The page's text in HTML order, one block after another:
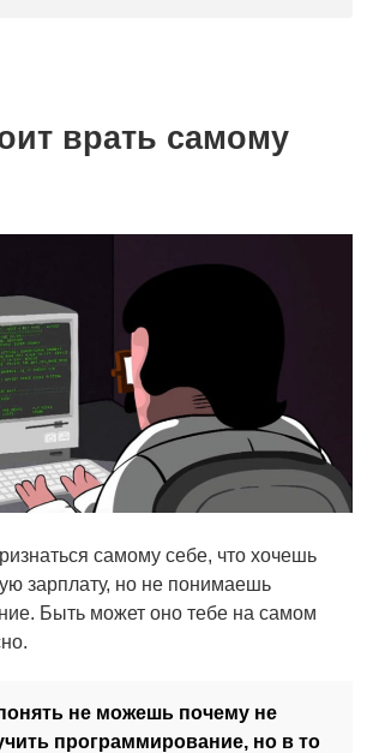
врать самому
самому себе, что хочешь
зарплату, но не понимаешь
Быть может оно тебе на самом
не можешь почему не
программирование, но в то